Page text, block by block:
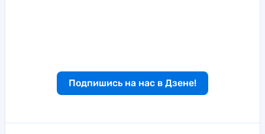
Подпишись на нас в Дзене!